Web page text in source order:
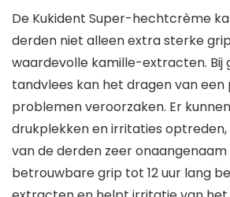
De Kukident Super-hechtcrème
derden niet alleen extra sterke
waardevolle kamille-extracten. Bij
tandvlees kan het dragen van
problemen veroorzaken. Er
drukplekken en irritaties
van de derden zeer onaangenaam
betrouwbare grip tot 12 uur lang